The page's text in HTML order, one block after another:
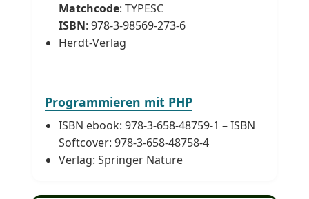
Matchcode: TYPESC
ISBN: 978-3-98569-273-6
Herdt-Verlag
Programmieren mit PHP
ISBN ebook: 978-3-658-48759-1 – ISBN
Softcover: 978-3-658-48758-4
Verlag: Springer Nature